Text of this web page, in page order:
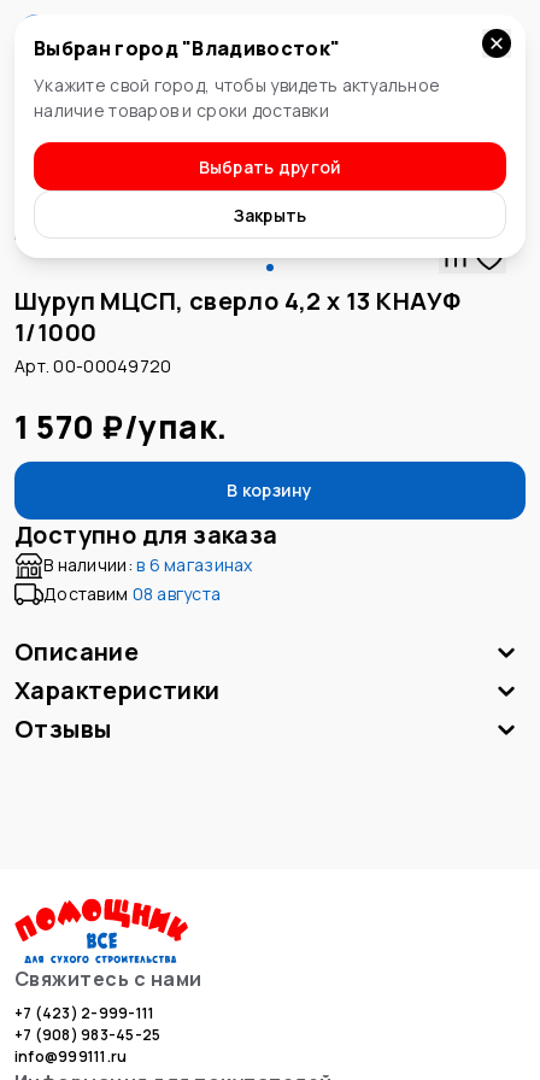
Владивосток
Выбран город "Владивосток"
Укажите свой город, чтобы увидеть актуальное
наличие товаров и сроки доставки
Выбрать другой
Закрыть
Шурупы и саморезы
Шуруп МЦСП, сверло 4,2 х 13 КНАУФ
1/1000
Арт. 00-00049720
1 570 ₽/упак.
В корзину
Доступно для заказа
В наличии: в 6 магазинах
Доставим 08 августа
Описание
Характеристики
Отзывы
Свяжитесь с нами
+7 (423) 2-999-111
+7 (908) 983-45-25
info@999111.ru